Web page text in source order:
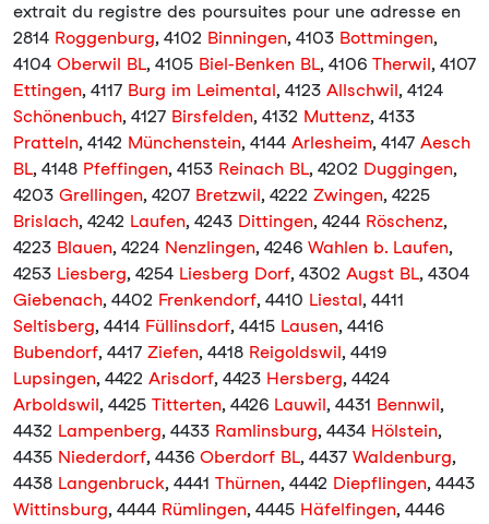
extrait du registre des poursuites pour une adresse en
2814 Roggenburg, 4102 Binningen, 4103 Bottmingen,
4104 Oberwil BL, 4105 Biel-Benken BL, 4106 Therwil, 4107
Ettingen, 4117 Burg im Leimental, 4123 Allschwil, 4124
Schönenbuch, 4127 Birsfelden, 4132 Muttenz, 4133
Pratteln, 4142 Münchenstein, 4144 Arlesheim, 4147 Aesch
BL, 4148 Pfeffingen, 4153 Reinach BL, 4202 Duggingen,
4203 Grellingen, 4207 Bretzwil, 4222 Zwingen, 4225
Brislach, 4242 Laufen, 4243 Dittingen, 4244 Röschenz,
4223 Blauen, 4224 Nenzlingen, 4246 Wahlen b. Laufen,
4253 Liesberg, 4254 Liesberg Dorf, 4302 Augst BL, 4304
Giebenach, 4402 Frenkendorf, 4410 Liestal, 4411
Seltisberg, 4414 Füllinsdorf, 4415 Lausen, 4416
Bubendorf, 4417 Ziefen, 4418 Reigoldswil, 4419
Lupsingen, 4422 Arisdorf, 4423 Hersberg, 4424
Arboldswil, 4425 Titterten, 4426 Lauwil, 4431 Bennwil,
4432 Lampenberg, 4433 Ramlinsburg, 4434 Hölstein,
4435 Niederdorf, 4436 Oberdorf BL, 4437 Waldenburg,
4438 Langenbruck, 4441 Thürnen, 4442 Diepflingen, 4443
Wittinsburg, 4444 Rümlingen, 4445 Häfelfingen, 4446